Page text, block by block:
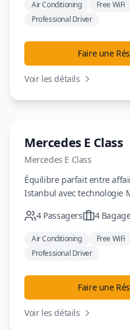
Air Conditioning Free WiFi
Professional Driver
Faire une
Voir les détails
Mercedes E Class
Mercedes E Class
Équilibre parfait entre
Istanbul avec technologie
4 Passagers 4
Air Conditioning Free WiFi
Professional Driver
Faire une
Voir les détails